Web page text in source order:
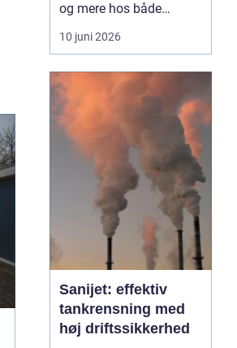
og mere hos både
private husejere og
virksomheder, der har
komfort og
driftssikkerhed i
hverdagen. Når en port
ikke fungerer, stopper
hverdagen hurtigt op, og
både logistik,
adgangsfo...
10 juni 2026
Sanijet: effektiv
tankrensning med
høj driftssikkerhed